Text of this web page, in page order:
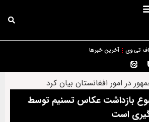
تی وی آخرین خبرها
در امور افغانستان بیان کرد
بازداشت عکاس تسنیم توسط
است